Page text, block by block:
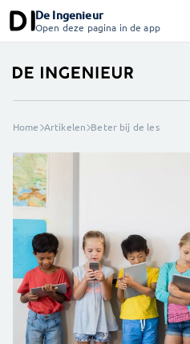
De Ingenieur
Open deze pagina in de app
Home Artikelen Beter bij de les